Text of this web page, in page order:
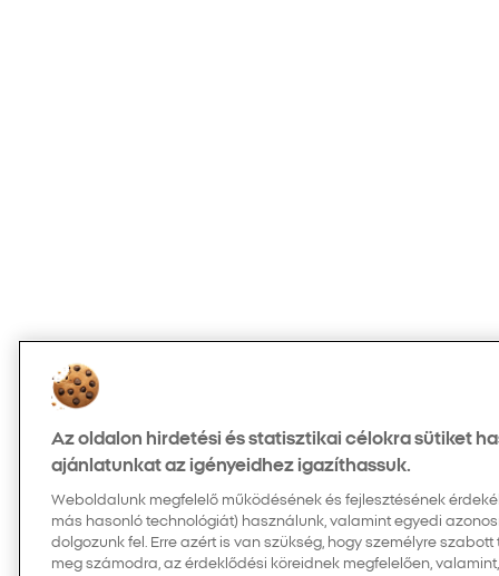
Az oldalon hirdetési és statisztikai célokra sütiket
ajánlatunkat az igényeidhez igazíthassuk.
Weboldalunk megfelelő működésének és fejlesztésének
más hasonló technológiát) használunk, valamint egyedi
dolgozunk fel. Erre azért is van szükség, hogy személyre
meg számodra, az érdeklődési köreidnek megfelelően,